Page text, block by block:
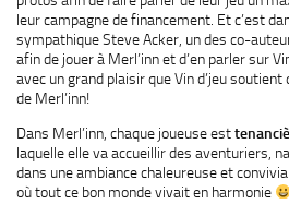
leur campagne de financement. Et c’est
sympathique Steve Acker, un des co-
afin de jouer à Merl’inn et d’en parler sur
avec un grand plaisir que Vin d’jeu
de Merl’inn!
Dans Merl’inn, chaque joueuse est
laquelle elle va accueillir des aventuriers,
dans une ambiance chaleureuse et
où tout ce bon monde vivait en harmonie